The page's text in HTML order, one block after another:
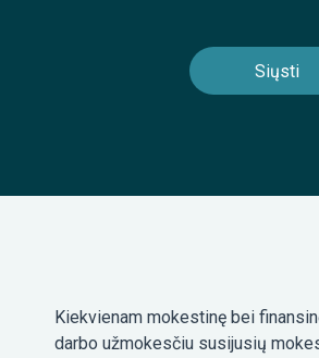
Kiekvienam mokestinę bei
darbo užmokesčiu susijusių